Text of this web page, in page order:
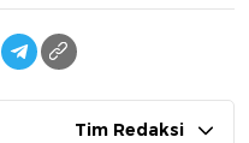
Tim Redaksi